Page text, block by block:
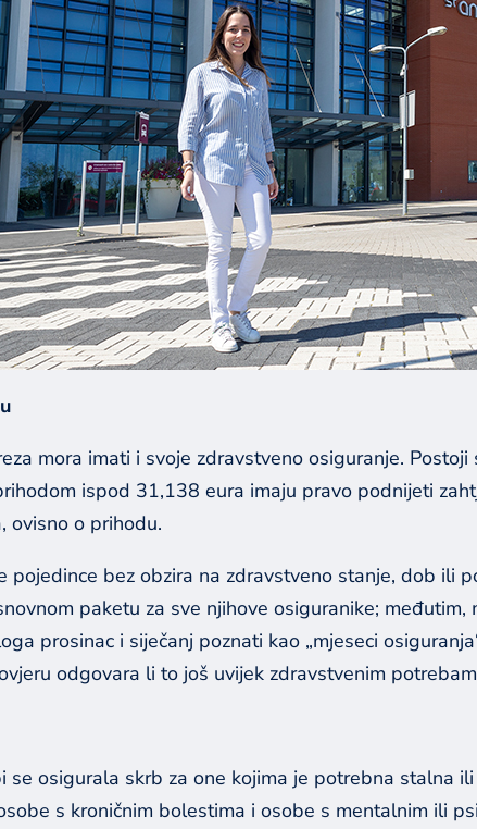
mora imati i svoje zdravstveno osiguranje.
ispod 31,138 eura imaju pravo podnijeti
ovisno o prihodu.
bez obzira na zdravstveno stanje, dob ili
paketu za sve njihove osiguranike;
prosinac i siječanj poznati kao „mjeseci
odgovara li to još uvijek zdravstvenim
se osigurala skrb za one kojima je potrebna stalna
s kroničnim bolestima i osobe s mentalnim ili